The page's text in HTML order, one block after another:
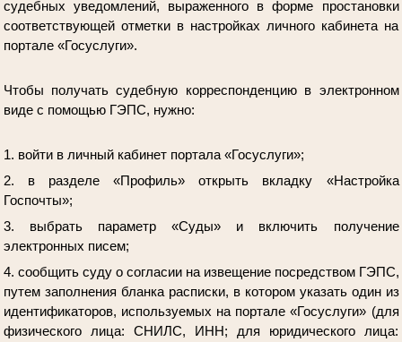
судебных уведомлений, выраженного в форме простановки
соответствующей отметки в настройках личного кабинета на
портале «Госуслуги».
Чтобы получать судебную корреспонденцию в электронном
виде с помощью ГЭПС, нужно:
1. войти в личный кабинет портала «Госуслуги»;
2. в разделе «Профиль» открыть вкладку «Настройка
Госпочты»;
3. выбрать параметр «Суды» и включить получение
электронных писем;
4. сообщить суду о согласии на извещение посредством ГЭПС,
путем заполнения бланка расписки, в котором указать один из
идентификаторов, используемых на портале «Госуслуги» (для
физического лица: СНИЛС, ИНН; для юридического лица: